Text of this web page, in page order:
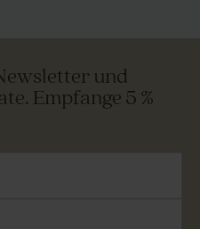
und
Empfange 5 %